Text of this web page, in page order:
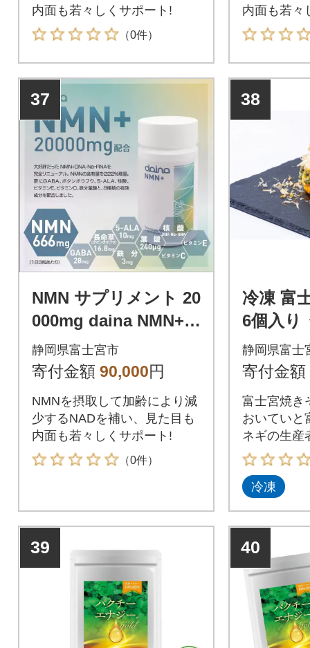
内面も若々しくサポート!
（0件）
内面も若々
37
NMN サプリメント 20
000mg daina NMN+ 9
0粒 30日 3本
静岡県富士宮市
寄付金額 90,000円
NMNを摂取して加齢により減
少するNADを補い、見た目も
内面も若々しくサポート!
（0件）
38
冷凍 富
6個入り
静岡県富士
寄付金額
富士宮焼き
おいていと
ネギの生産
た「富士宮
冷凍
39 40